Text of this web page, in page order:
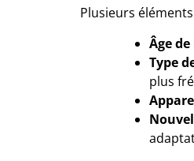
Plusieurs
Âge
Type
plus